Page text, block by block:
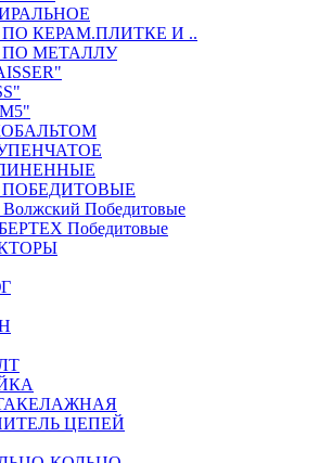
КЕРАМ.ПЛИТКЕ И ..
ПО МЕТАЛЛУ
ПОБЕДИТОВЫЕ
Победитовые
Победитовые
ЦЕПЕЙ